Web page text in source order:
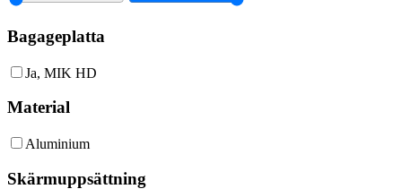
Bagageplatta
Ja, MIK HD
Material
Aluminium
Skärmuppsättning